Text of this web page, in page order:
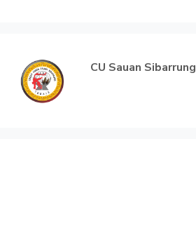
CU Sauan Sibarrung